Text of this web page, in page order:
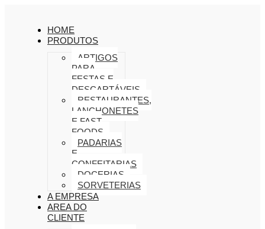
HOME
PRODUTOS
ARTIGOS
PARA
FESTAS E
DESCARTÁVEIS
RESTAURANTES,
LANCHONETES
E FAST
FOODS
PADARIAS
E
CONFEITARIAS
DOCERIAS
SORVETERIAS
A EMPRESA
AREA DO
CLIENTE